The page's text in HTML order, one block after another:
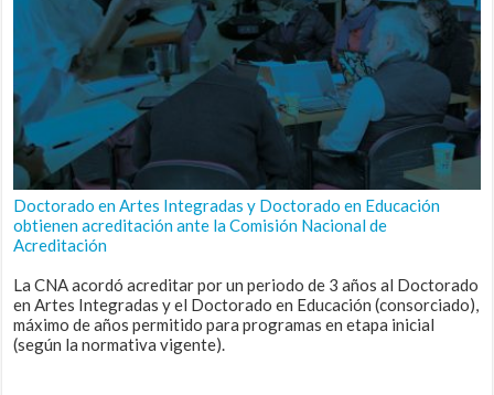
Doctorado en Artes Integradas y Doctorado en Educación
obtienen acreditación ante la Comisión Nacional de
Acreditación
La CNA acordó acreditar por un periodo de 3 años al Doctorado
en Artes Integradas y el Doctorado en Educación (consorciado),
máximo de años permitido para programas en etapa inicial
(según la normativa vigente).